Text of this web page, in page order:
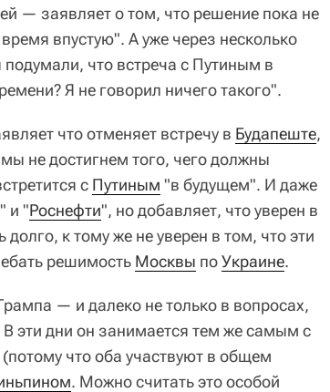
— заявляет о том, что решение пока не
впустую". А уже через несколько
что встреча с Путиным в
Я не говорил ничего такого".
что отменяет встречу в Будапеште,
не достигнем того, чего должны
с Путиным "в будущем". И даже
" и "Роснефти", но добавляет, что уверен в
долго, к тому же не уверен в том, что эти
решимость Москвы поУкраине.
— и далеко не только в вопросах,
эти дни он занимается тем же самым с
что оба участвуют в общем
. Можно считать это особой